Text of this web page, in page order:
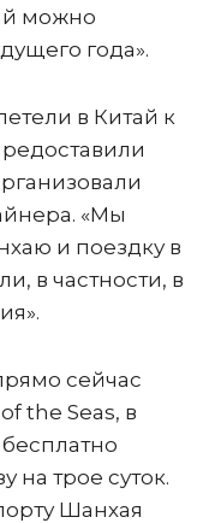
можно
года».
в Китай к
«Мы
и поездку в
в частности, в
сейчас
the Seas, в
на трое суток.
Шанхая